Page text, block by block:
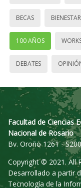
BECAS
100 AÑOS
DEBATES
Facultad de Ciencias
Nacional de Rosario
Bv. Oroño 1261 -
Copyright © 2021. All
Desarrollado a partir
Tecnología de la